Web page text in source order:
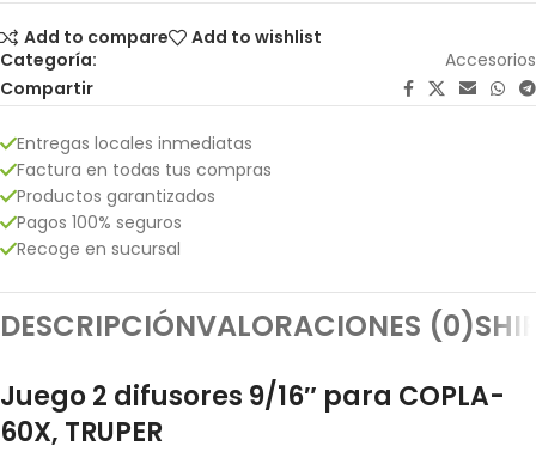
Add to compare
Add to wishlist
Categoría:
Accesorios
Compartir
Entregas locales inmediatas
Factura en todas tus compras
Productos garantizados
Pagos 100% seguros
Recoge en sucursal
DESCRIPCIÓNVALORACIONES (0)
Juego 2 difusores 9/16″ para COPLA-
60X, TRUPER